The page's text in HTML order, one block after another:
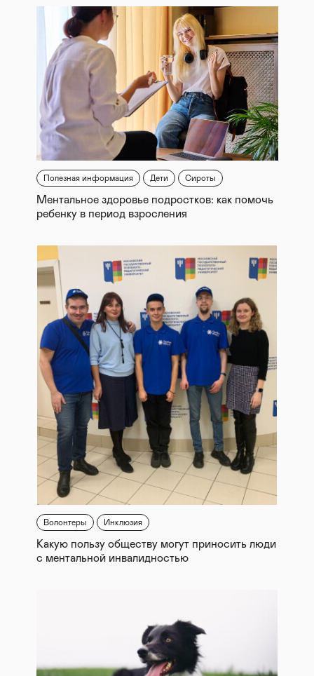
Полезная информация Дети Сироты
Ментальное здоровье подростков: как помочь
ребенку в период взросления
Волонтеры Инклюзия
Какую пользу обществу могут приносить люди
с ментальной инвалидностью